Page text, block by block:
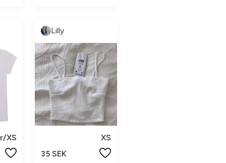
XS
Lilly
XS
35 SEK